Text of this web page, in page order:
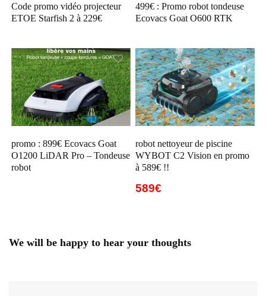
Code promo vidéo projecteur
ETOE Starfish 2 à 229€
499€ : Promo robot tondeuse
Ecovacs Goat O600 RTK
promo : 899€ Ecovacs Goat
O1200 LiDAR Pro – Tondeuse
robot
robot nettoyeur de piscine
WYBOT C2 Vision en promo
à 589€ !!
589€
We will be happy to hear your thoughts